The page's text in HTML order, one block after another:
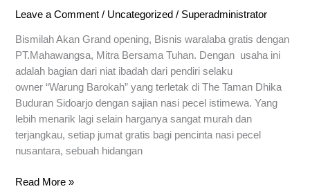
Leave a Comment / Uncategorized / Superadministrator
Bismilah Akan Grand opening, Bisnis waralaba gratis dengan
PT.Mahawangsa, Mitra Bersama Tuhan. Dengan usaha ini
adalah bagian dari niat ibadah dari pendiri selaku
owner “Warung Barokah” yang terletak di The Taman Dhika
Buduran Sidoarjo dengan sajian nasi pecel istimewa. Yang
lebih menarik lagi selain harganya sangat murah dan
terjangkau, setiap jumat gratis bagi pencinta nasi pecel
nusantara, sebuah hidangan
Read More »